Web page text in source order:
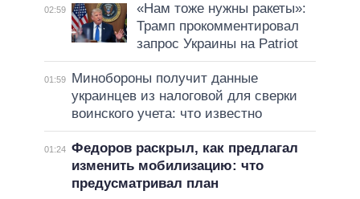
02:59
«Нам тоже нужны ракеты»:
Трамп прокомментировал
запрос Украины на Patriot
01:59
Минобороны получит данные
украинцев из налоговой для сверки
воинского учета: что известно
01:24 Федоров раскрыл, как предлагал
изменить мобилизацию: что
предусматривал план